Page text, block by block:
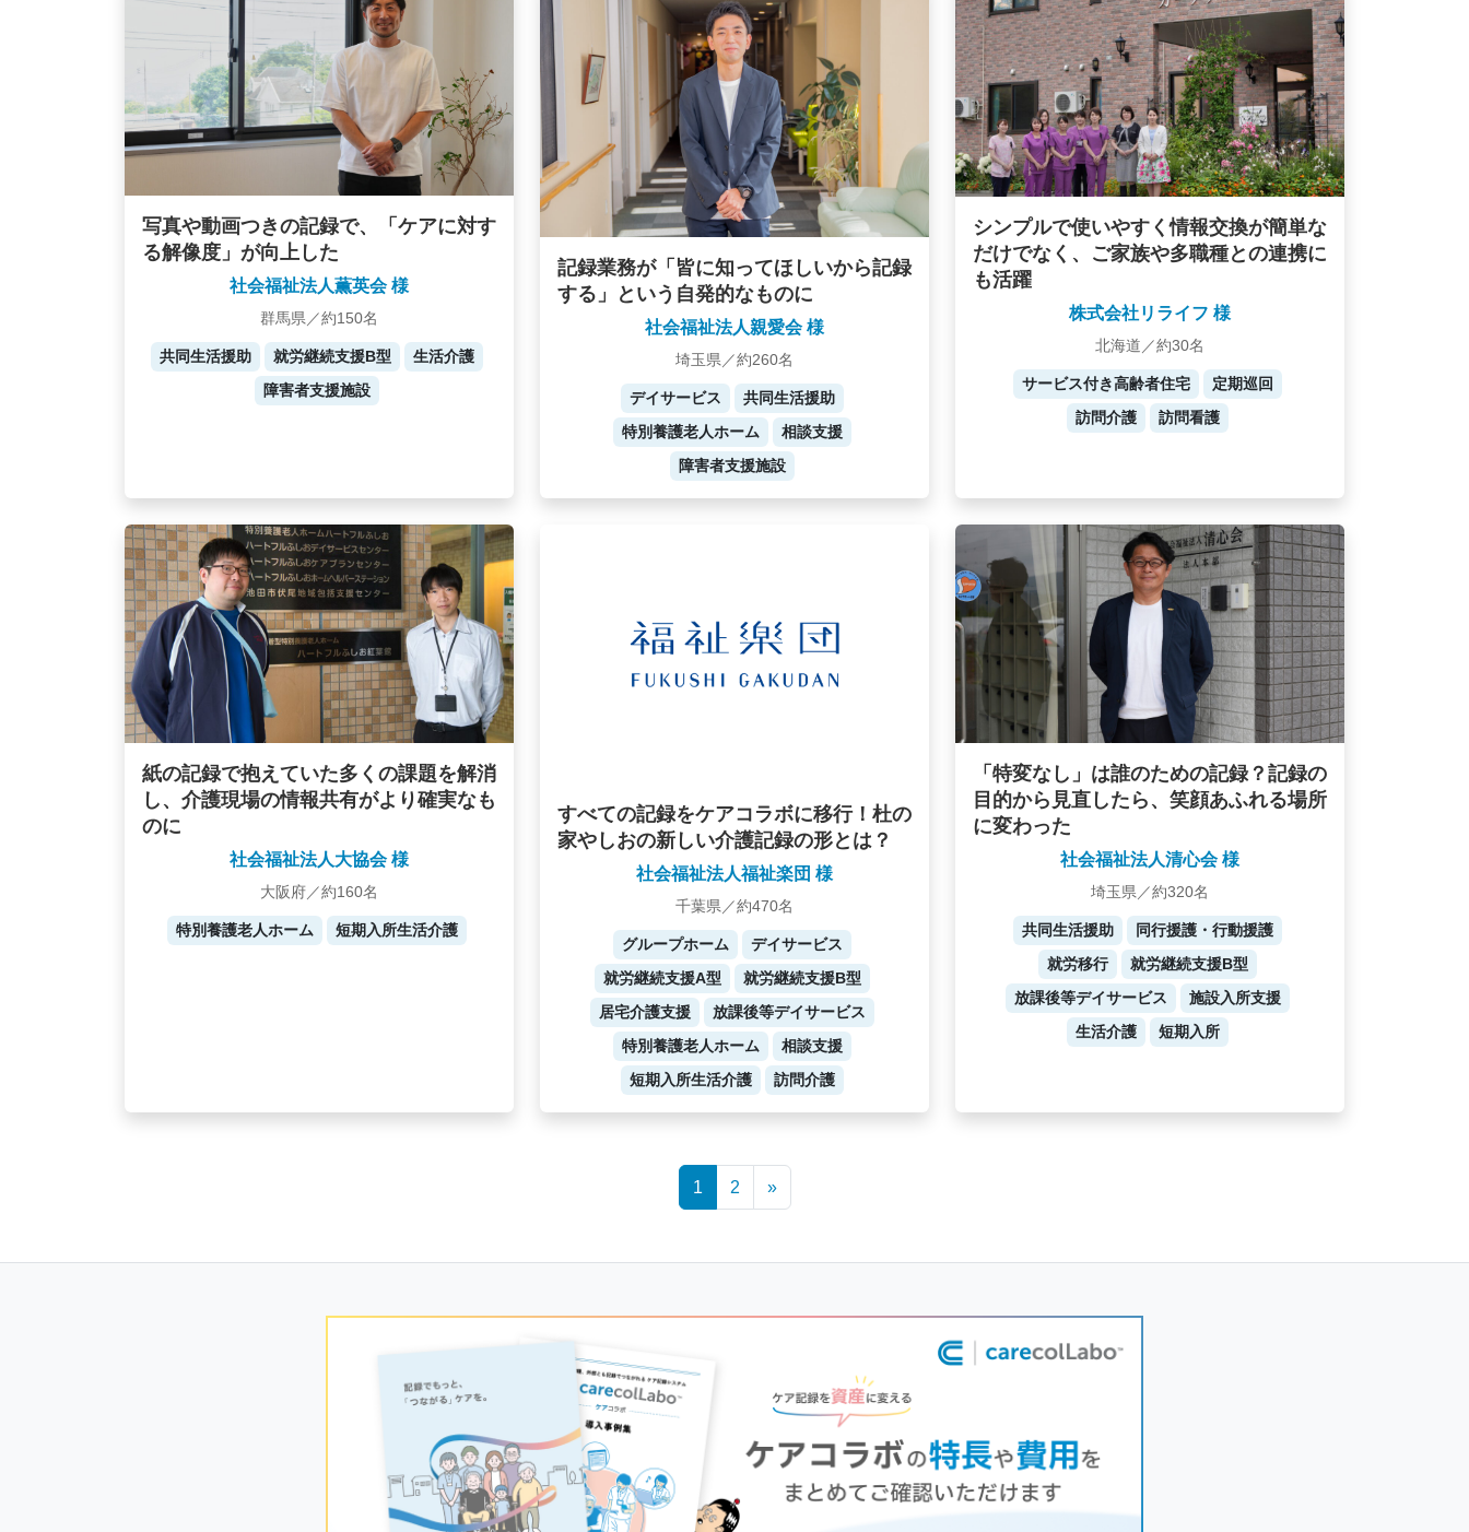
写真や動画つきの記録で、「ケアに対す
る解像度」が向上した
社会福祉法人薫英会 様
群馬県／約150名
共同生活援助 就労継続支援B型
生活介護
障害者支援施設
記録業務が「皆に知ってほしいから記録
する」という自発的なものに
社会福祉法人親愛会 様
埼玉県／約260名
デイサービス
共同生活援助
特別養護老人ホーム
相談支援
障害者支援施設
シンプルで使いやすく情報交換が簡単な
だけでなく、ご家族や多職種との連携に
も活躍
株式会社リライフ 様
北海道／約30名
サービス付き高齢者住宅
定期巡回
訪問介護
訪問看護
紙の記録で抱えていた多くの課題を解消
し、介護現場の情報共有がより確実なも
のに
社会福祉法人大協会 様
大阪府／約160名
特別養護老人ホーム 短期入所生活介護
すべての記録をケアコラボに移行！杜の
家やしおの新しい介護記録の形とは？
社会福祉法人福祉楽団 様
千葉県／約470名
グループホーム
デイサービス
就労継続支援A型
就労継続支援B型
居宅介護支援
放課後等デイサービス
特別養護老人ホーム
相談支援
短期入所生活介護
訪問介護
「特変なし」は誰のための記録？記録の
目的から見直したら、笑顔あふれる場所
に変わった
社会福祉法人清心会 様
埼玉県／約320名
共同生活援助
同行援護・行動援護
就労移行
就労継続支援B型
放課後等デイサービス
施設入所支援
生活介護
短期入所
1 2 »